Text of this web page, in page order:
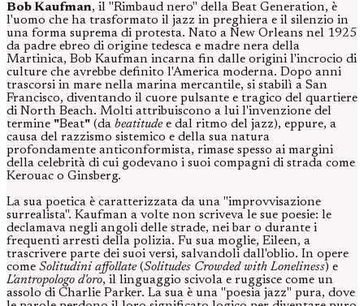
Bob Kaufman, il "Rimbaud nero" della Beat Generation, è
l'uomo che ha trasformato il jazz in preghiera e il silenzio in
una forma suprema di protesta. Nato a New Orleans nel 1925
da padre ebreo di origine tedesca e madre nera della
Martinica, Bob Kaufman incarna fin dalle origini l'incrocio di
culture che avrebbe definito l'America moderna. Dopo anni
trascorsi in mare nella marina mercantile, si stabilì a San
Francisco, diventando il cuore pulsante e tragico del quartiere
di North Beach. Molti attribuiscono a lui l'invenzione del
termine "Beat" (da beatitudee dal ritmo del jazz), eppure, a
causa del razzismo sistemico e della sua natura
profondamente anticonformista, rimase spesso ai margini
della celebrità di cui godevano i suoi compagni di strada come
Kerouac o Ginsberg.
La sua poetica è caratterizzata da una "improvvisazione
surrealista". Kaufman a volte non scriveva le sue poesie: le
declamava negli angoli delle strade, nei bar o durante i
frequenti arresti della polizia. Fu sua moglie, Eileen, a
trascrivere parte dei suoi versi, salvandoli dall'oblio. In opere
come Solitudini affollate(Solitudes Crowded with Loneliness) e
L'antropologo d'oro, il linguaggio scivola e ruggisce come un
assolo di Charlie Parker. La sua è una "poesia jazz" pura, dove